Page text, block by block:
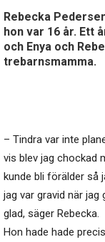
Rebecka
hon var 16 år. Ett
och Enya och
trebarnsmamma.
– Tindra var inte
vis blev jag chockad
kunde bli förälder så
jag var gravid när
glad, säger Rebecka.
Hon hade hade